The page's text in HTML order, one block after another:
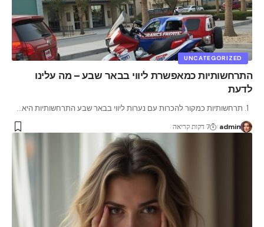
UNCATEGORIZED
התרחשותיות כמאפשרת ליווי בבאר שבע – מה עלינו
לדעת
…
admin 7 דקות קריאה